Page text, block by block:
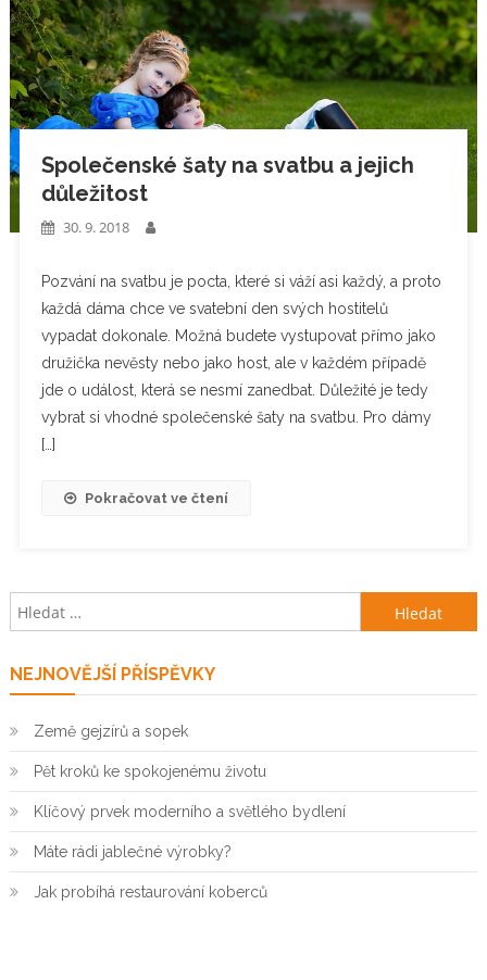
Společenské šaty na svatbu a jejich
důležitost
30. 9. 2018
Pozvání na svatbu je pocta, které si váží asi každý, a proto
každá dáma chce ve svatební den svých hostitelů
vypadat dokonale. Možná budete vystupovat přímo jako
družička nevěsty nebo jako host, ale v každém případě
jde o událost, která se nesmí zanedbat. Důležité je tedy
vybrat si vhodné společenské šaty na svatbu. Pro dámy
[…]
Pokračovat ve čtení
Vyhledávání
NEJNOVĚJŠÍ PŘÍSPĚVKY
Země gejzírů a sopek
Pět kroků ke spokojenému životu
Klíčový prvek moderního a světlého bydlení
Máte rádi jablečné výrobky?
Jak probíhá restaurování koberců